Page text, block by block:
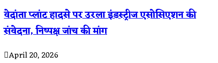
वेदांता प्लांट हादसे पर उरला इंडस्ट्रीज एसोसिएशन की
संवेदना, निष्पक्ष जांच की मांग
April 20, 2026